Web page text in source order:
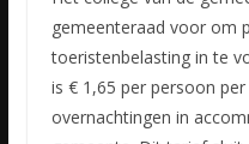
gemeenteraad voor om
toeristenbelasting in te
is € 1,65 per persoon
overnachtingen in